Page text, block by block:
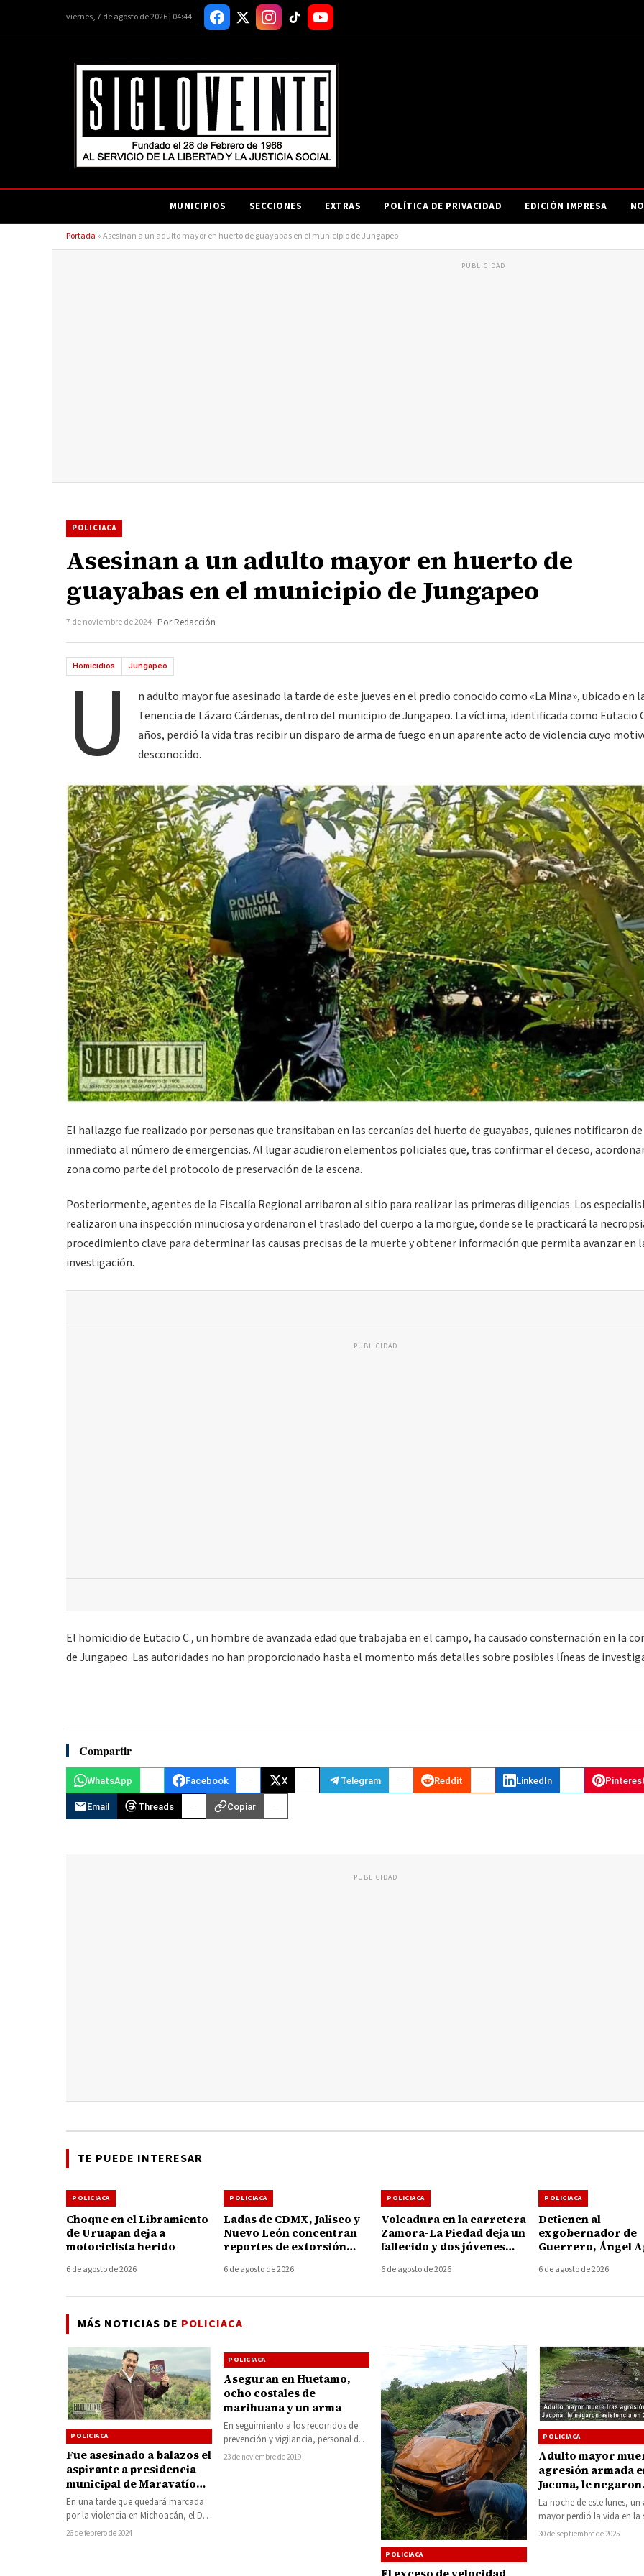
viernes, 7 de agosto de 2026 | 04:44
MUNICIPIOS SECCIONES EXTRAS POLÍTICA DE PRIVACIDAD EDICIÓN IMPRESA
Portada »Asesinan a un adulto mayor en huerto de guayabas en el municipio de Jungapeo
PUBLICIDAD
POLICIACA
Asesinan a un adulto mayor en huerto de
guayabas en el municipio de Jungapeo
7 de noviembre de 2024 Por Redacción
Homicidios Jungapeo
U
n adulto mayor fue asesinado la tarde de este jueves en el predio conocido como «La Mina», ubicado en
Tenencia de Lázaro Cárdenas, dentro del municipio de Jungapeo. La víctima, identificada como Eutacio
años, perdió la vida tras recibir un disparo de arma de fuego en un aparente acto de violencia cuyo
desconocido.
El hallazgo fue realizado por personas que transitaban en las cercanías del huerto de guayabas, quienes notificaron de
inmediato al número de emergencias. Al lugar acudieron elementos policiales que, tras confirmar el deceso,
zona como parte del protocolo de preservación de la escena.
Posteriormente, agentes de la Fiscalía Regional arribaron al sitio para realizar las primeras diligencias. Los
realizaron una inspección minuciosa y ordenaron el traslado del cuerpo a la morgue, donde se le practicará la
procedimiento clave para determinar las causas precisas de la muerte y obtener información que permita avanzar en
investigación.
PUBLICIDAD
El homicidio de Eutacio C., un hombre de avanzada edad que trabajaba en el campo, ha causado consternación en la
de Jungapeo. Las autoridades no han proporcionado hasta el momento más detalles sobre posibles líneas de
Compartir
WhatsApp Facebook X Telegram Reddit LinkedIn
Email Threads Copiar
PUBLICIDAD
TE PUEDE INTERESAR
POLICIACA
Choque en el Libramiento
de Uruapan deja a
motociclista herido
6 de agosto de 2026
POLICIACA
Ladas de CDMX, Jalisco y
Nuevo León concentran
reportes de extorsión
6 de agosto de 2026
POLICIACA
Volcadura en la carretera
Zamora-La Piedad deja un
fallecido y dos jóvenes
6 de agosto de 2026
POLICIACA
Detienen al
exgobernador de
Guerrero, Ángel
encubrimiento en
6 de agosto de 2026
MÁS NOTICIAS DE POLICIACA
POLICIACA
Fue asesinado a balazos el
aspirante a presidencia
municipal de Maravatío
por Morena
En una tarde que quedará marcada
por la violencia en Michoacán, el Dr.
Miguel Ángel Zavala, prominente
26 de febrero de 2024
POLICIACA
Aseguran en Huetamo,
ocho costales de
marihuana y un arma
En seguimiento a los recorridos de
prevención y vigilancia, personal de
las secretarías de Seguridad Pública
23 de noviembre de 2019
POLICIACA
POLICIACA
Adulto mayor
agresión armada
Jacona, le negaron
asistencia en 2
La noche de este lunes,
mayor perdió la vida en la
urgencias de un…
30 de septiembre de 2025